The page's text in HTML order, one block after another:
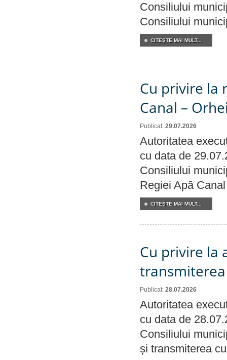
Consiliului
Consiliului
CITEŞTE MAI MULT...
Cu privire la
Canal –
Publicat: 29.07.2026
Autoritatea
cu data de
Consiliului
Regiei Apă
CITEŞTE MAI MULT...
Cu privire la
Publicat: 28.07.2026
Autoritatea
cu data de
Consiliului
și transmiterea